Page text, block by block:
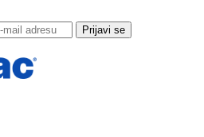
Prijavi se